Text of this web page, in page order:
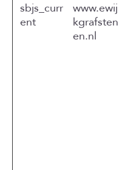
sbjs_curr
ent
www.ewij
kgrafsten
en.nl